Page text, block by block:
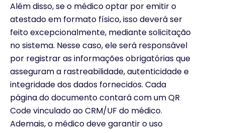
Além disso, se o médico optar por emitir o
atestado em formato físico, isso deverá ser
feito excepcionalmente, mediante solicitação
no sistema. Nesse caso, ele será responsável
por registrar as informações obrigatórias que
asseguram a rastreabilidade, autenticidade e
integridade dos dados fornecidos. Cada
página do documento contará com um QR
Code vinculado ao CRM/UF do médico.
Ademais, o médico deve garantir o uso